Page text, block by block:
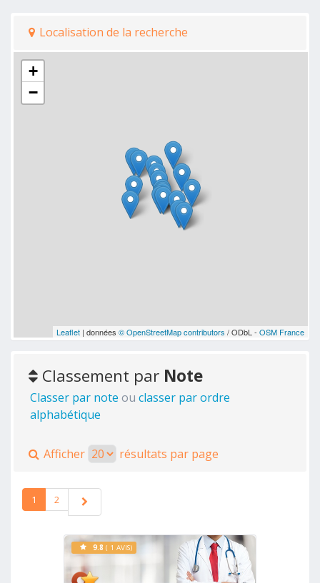
Localisation de la recherche
+
−
Leaflet| données © OpenStreetMap contributors / ODbL - OSM France
Classement par Note
Classer par note ou classer par ordre
alphabétique
Afficher résultats par page
1 2
Voir
9.8 ( 1 AVIS)